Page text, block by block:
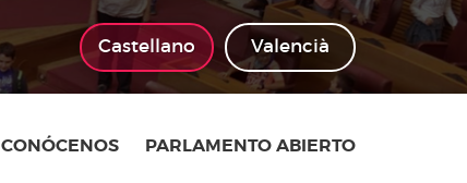
Castellano Valencià
CONÓCENOS PARLAMENTO ABIERTO